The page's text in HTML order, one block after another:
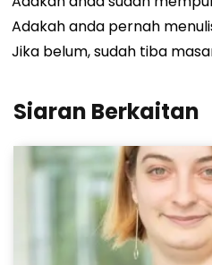
Adakah anda pernah
Jika belum, sudah tiba
Siaran Berkaitan